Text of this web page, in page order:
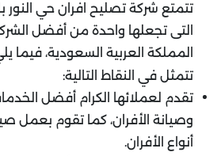
تتمتع شركة تصليح افران حي النور
التى تجعلها واحدة من أفضل
المملكة العربية السعودية، فيما
تتمثل في النقاط التالية:
تقدم لعملائها الكرام أفضل
وصيانة الأفران، كما تقوم بعمل
أنواع الأفران.